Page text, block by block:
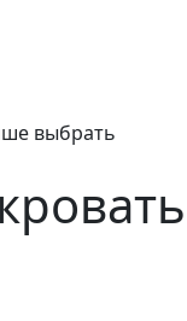
выбрать